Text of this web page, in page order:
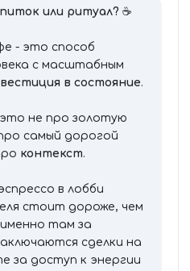
или ритуал? ☕️
- это способ
с масштабным
в состояние.
не про золотую
самый дорогой
контекст.
в лобби
стоит дороже, чем
там за
сделки на
за доступ к энергии